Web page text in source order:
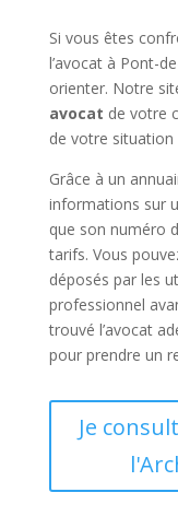
Si vous êtes
l’avocat à Pont-
orienter. Notre
avocat de votre
de votre situation
Grâce à un
informations sur
que son numéro
tarifs. Vous
déposés par les
professionnel
trouvé l’avocat
pour prendre un
Je